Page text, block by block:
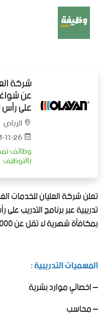
شركة
عن
على
الرياض
11-26
وظائف
بالتوظيف
تعلن شركة العليان
بمكافأة شهرية لا تقل عن 3000 ريال في مدينة الرياض
المسميات التدريبية :
– اخصائي موارد بشرية
– محاسب